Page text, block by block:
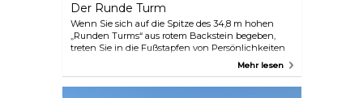
Der Runde Turm
Wenn Sie sich auf die Spitze des 34,8 m hohen
„Runden Turms“ aus rotem Backstein begeben,
treten Sie in die Fußstapfen von Persönlichkeiten
wie König Christian IV., der ihn 1642 als
astronomisches Observatorium und als Turm für die
neue Universitätskirche Trinitatis errichten ließ. Sie
Mehr lesen